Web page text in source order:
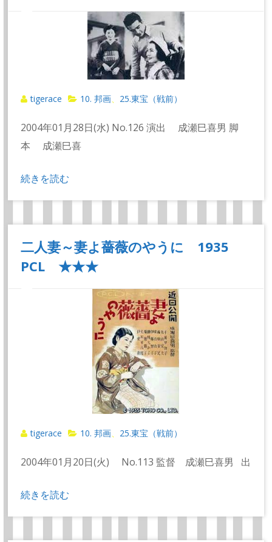
tigerace 10. 邦画 25.東宝（戦前）
2004年01月28日(水) No.126 演出 成瀬巳喜男 脚
本 成瀬巳喜
続きを読む
二人妻～妻よ薔薇のやうに 1935
PCL ★★★
tigerace 10. 邦画 25.東宝（戦前）
2004年01月20日(火) No.113 監督 成瀬巳喜男 出
続きを読む